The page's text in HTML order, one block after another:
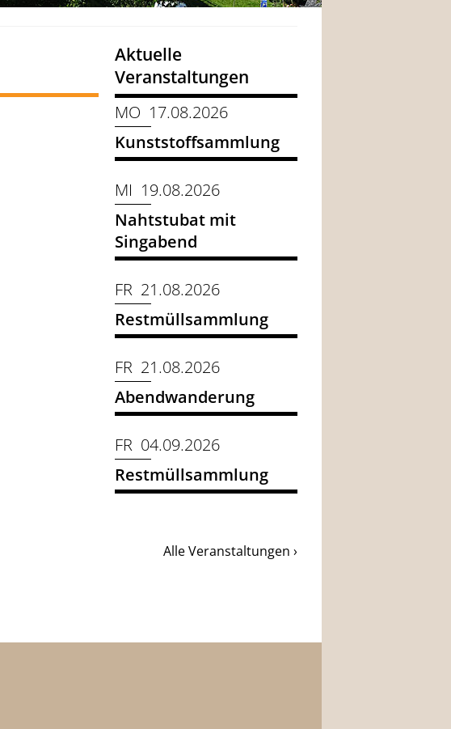
Aktuelle
Veranstaltungen
MO 17.08.2026
Kunststoffsammlung
MI 19.08.2026
Nahtstubat mit
Singabend
FR 21.08.2026
Restmüllsammlung
FR 21.08.2026
Abendwanderung
FR 04.09.2026
Restmüllsammlung
Alle Veranstaltungen ›